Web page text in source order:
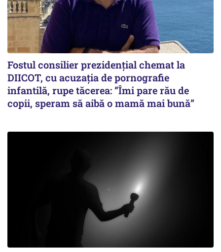
Fostul consilier prezidențial chemat la
DIICOT, cu acuzația de pornografie
infantilă, rupe tăcerea: ”Îmi pare rău de
copii, speram să aibă o mamă mai bună”